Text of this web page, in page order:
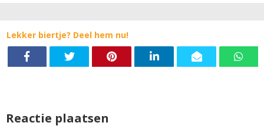
Lekker biertje? Deel hem nu!
Reactie plaatsen